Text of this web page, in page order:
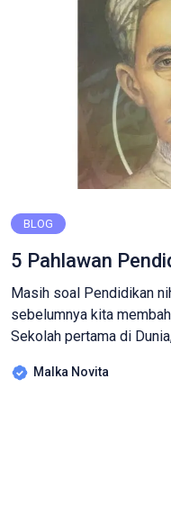
BLOG
5 Pahlawan
Masih soal Pendidikan
sebelumnya kita
Sekolah pertama di
pertama ada Ki Hajar
Malka Novita